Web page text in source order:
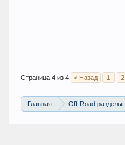
Страница 4 из 4 < Назад 1 2
Главная Off-Road разделы